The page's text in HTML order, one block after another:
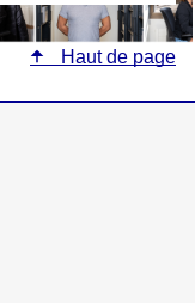
Haut de page